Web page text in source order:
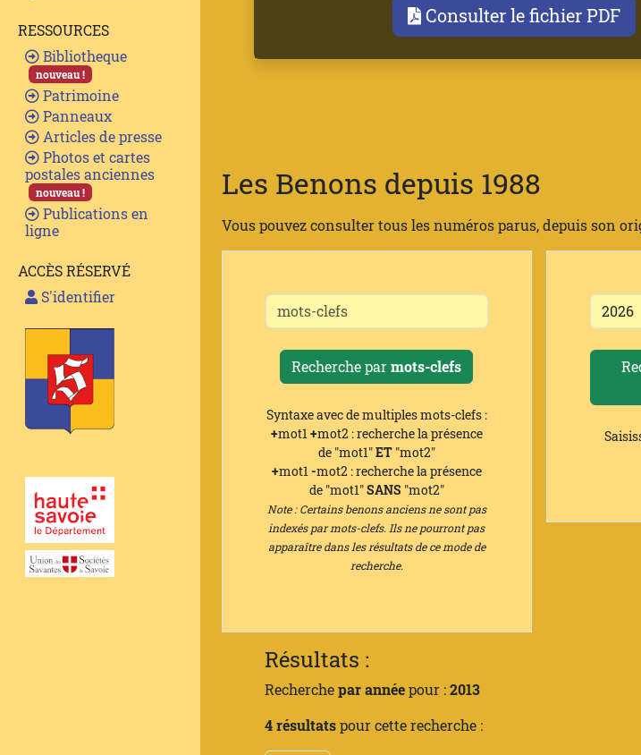
RESSOURCES
Bibliotheque
nouveau !
Patrimoine
Panneaux
Articles de presse
Photos et cartes
postales anciennes
nouveau !
Publications en
ligne
ACCÈS RÉSERVÉ
S'identifier
Consulter le fichier PDF
Les Benons depuis 1988
Vous pouvez consulter tous les numéros parus, depuis son
Recherche parmots-clefs
Syntaxe avec de multiples mots-clefs :
+mot1+mot2 : recherche la présence
de "mot1"ET"mot2"
+mot1-mot2 : recherche la présence
de "mot1"SANS "mot2"
Note : Certains benons anciens ne sont pas
indexés par mots-clefs. Ils ne pourront pas
apparaître dans les résultats de ce mode de
recherche.
Résultats :
Recherchepar annéepour :2013
4 résultatspour cette recherche :